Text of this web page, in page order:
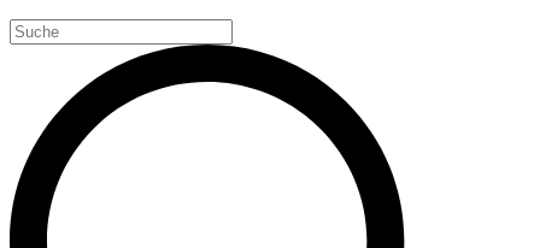
Search
for: